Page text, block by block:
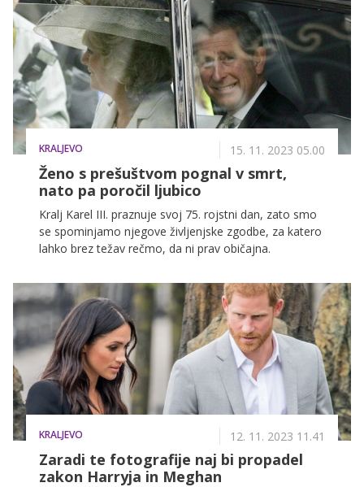
KRALJEVO 15. 11. 2023 05.00
Ženo s prešuštvom pognal v smrt,
nato pa poročil ljubico
Kralj Karel III. praznuje svoj 75. rojstni dan, zato smo
se spominjamo njegove življenjske zgodbe, za katero
lahko brez težav rečmo, da ni prav običajna.
KRALJEVO 12. 11. 2023 11.41
Zaradi te fotografije naj bi propadel
zakon Harryja in Meghan